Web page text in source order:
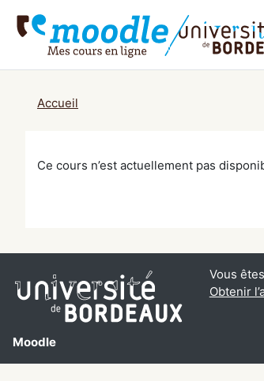
Accueil
Ce cours n’est actuellement pas
Moodle
Vous
Obtenir